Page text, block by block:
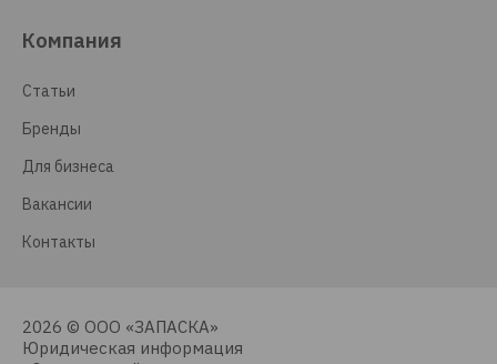
Компания
Статьи
Бренды
Для бизнеса
Вакансии
Контакты
2026 © ООО «ЗАПАСКА»
Юридическая информация